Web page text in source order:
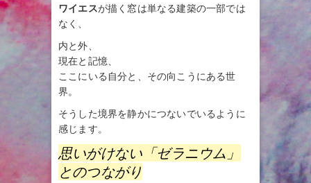
ワイエスが描く窓は単なる建築の一部では
なく、
内と外、
現在と記憶、
ここにいる自分と、その向こうにある世
界。
そうした境界を静かにつないでいるように
感じます。
思いがけない「ゼラニウム」
とのつながり